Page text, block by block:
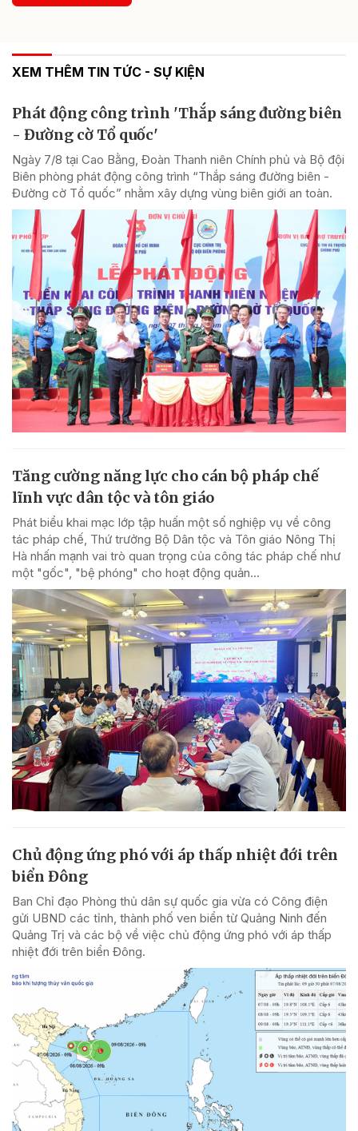
XEM THÊM TIN TỨC - SỰ KIỆN
Phát động công trình 'Thắp sáng đường biên
- Đường cờ Tổ quốc'
Ngày 7/8 tại Cao Bằng, Đoàn Thanh niên Chính phủ và Bộ đội
Biên phòng phát động công trình “Thắp sáng đường biên -
Đường cờ Tổ quốc” nhằm xây dựng vùng biên giới an toàn.
Tăng cường năng lực cho cán bộ pháp chế
lĩnh vực dân tộc và tôn giáo
Phát biểu khai mạc lớp tập huấn một số nghiệp vụ về công
tác pháp chế, Thứ trưởng Bộ Dân tộc và Tôn giáo Nông Thị
Hà nhấn mạnh vai trò quan trọng của công tác pháp chế như
một "gốc", "bệ phóng" cho hoạt động quản...
Chủ động ứng phó với áp thấp nhiệt đới trên
biển Đông
Ban Chỉ đạo Phòng thủ dân sự quốc gia vừa có Công điện
gửi UBND các tỉnh, thành phố ven biển từ Quảng Ninh đến
Quảng Trị và các bộ về việc chủ động ứng phó với áp thấp
nhiệt đới trên biển Đông.